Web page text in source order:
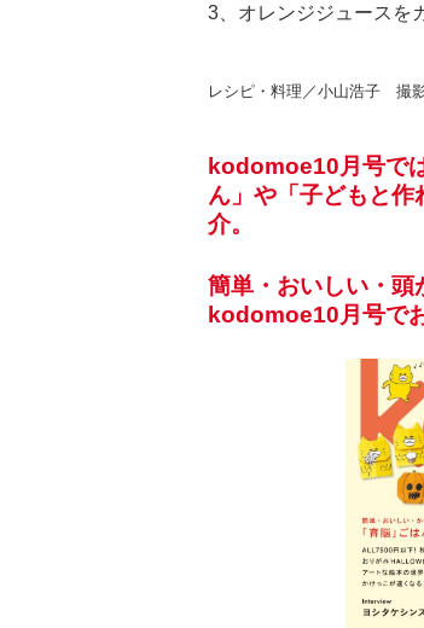
3、オレンジジュースを
レシピ・料理／小山浩子 撮
kodomoe10月号で
ん」や「子どもと
介。
簡単・おいしい・頭
kodomoe10月号で